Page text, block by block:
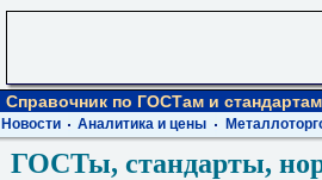
Справочник по ГОСТам и стандартам
Новости Аналитика и цены
ГОСТы, стандарты,